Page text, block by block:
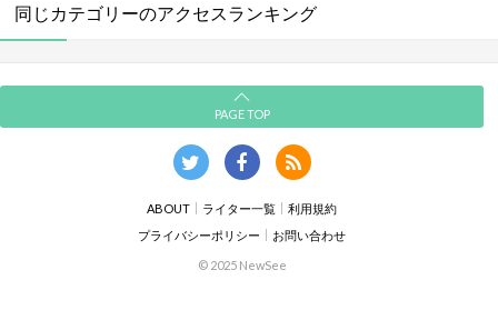
同じカテゴリーのアクセスランキング
PAGE TOP
ABOUT ライター一覧
利用規約
プライバシーポリシー
お問い合わせ
© 2025 NewSee